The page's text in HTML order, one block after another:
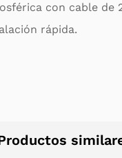
con cable de
rápida.